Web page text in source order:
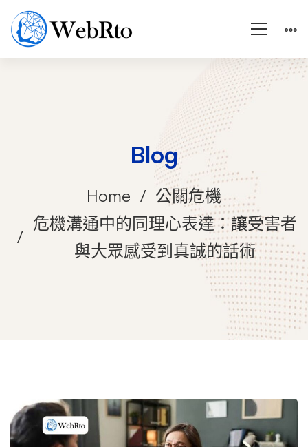
Blog
Home
公關危機
危機溝通中的同理心表達：讓受害者
與大眾感受到真誠的話術
危